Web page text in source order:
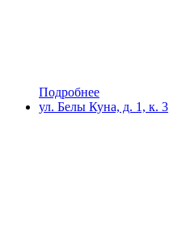
Подробнее
ул. Белы Куна, д. 1, к. 3